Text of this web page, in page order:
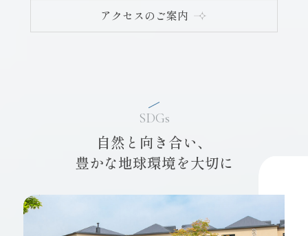
アクセスのご案内
SDGs
自然と向き合い、
豊かな地球環境を大切に